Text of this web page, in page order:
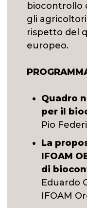
biocontrollo
gli
rispetto del
europeo.
Quadro
per il
Pio
La
IFOAM
di
Eduardo
IFOAM